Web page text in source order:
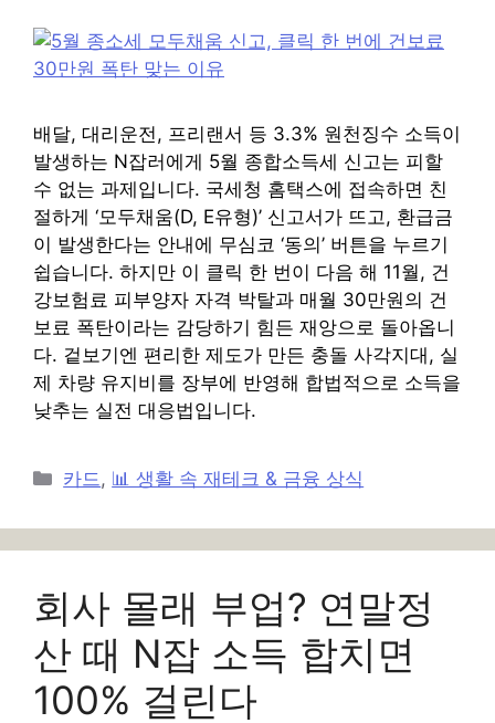
배달, 대리운전, 프리랜서 등 3.3% 원천징수 소득이
발생하는 N잡러에게 5월 종합소득세 신고는 피할
수 없는 과제입니다. 국세청 홈택스에 접속하면 친
절하게 ‘모두채움(D, E유형)’ 신고서가 뜨고, 환급금
이 발생한다는 안내에 무심코 ‘동의’ 버튼을 누르기
쉽습니다. 하지만 이 클릭 한 번이 다음 해 11월, 건
강보험료 피부양자 자격 박탈과 매월 30만원의 건
보료 폭탄이라는 감당하기 힘든 재앙으로 돌아옵니
다. 겉보기엔 편리한 제도가 만든 충돌 사각지대, 실
제 차량 유지비를 장부에 반영해 합법적으로 소득을
낮추는 실전 대응법입니다.
카
고
리
카드, 📊 생활 속 재테크 & 금융 상식
회사 몰래 부업? 연말정
산 때 N잡 소득 합치면
100% 걸린다